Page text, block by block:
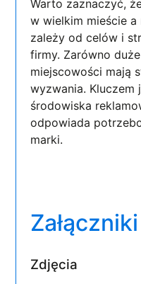
Warto zaznaczyć,
w wielkim mieście
zależy od celów i
firmy. Zarówno
miejscowości mają
wyzwania.
środowiska
odpowiada
marki.
Załączniki
Zdjęcia